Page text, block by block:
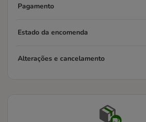
Pagamento
Estado da encomenda
Alterações e cancelamento